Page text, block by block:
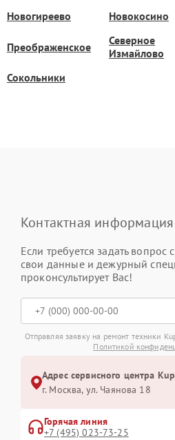
Новогиреево Новокосино
Преображенское
Северное
Измайлово
Сокольники
Контактная информация
Если требуется задать вопрос
свои данные и дежурный
проконсультирует Вас!
Отправляя заявку на ремонт техники
Политикой
Адрес сервисного центра
г. Москва, ул. Чаянова 18
Горячая линия
+7 (495) 023-73-25